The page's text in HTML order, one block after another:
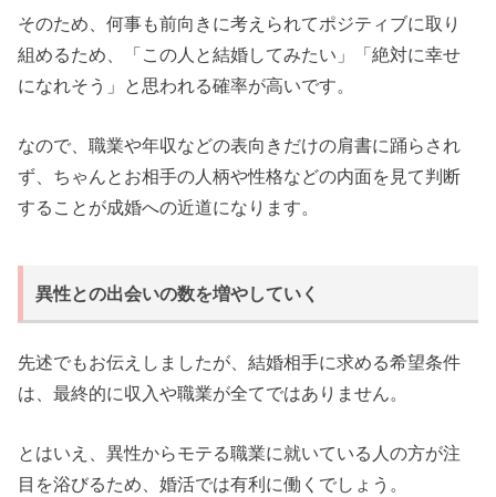
そのため、何事も前向きに考えられてポジティブに取り
組めるため、「この人と結婚してみたい」「絶対に幸せ
になれそう」と思われる確率が高いです。
なので、職業や年収などの表向きだけの肩書に踊らされ
ず、ちゃんとお相手の人柄や性格などの内面を見て判断
することが成婚への近道になります。
異性との出会いの数を増やしていく
先述でもお伝えしましたが、結婚相手に求める希望条件
は、最終的に収入や職業が全てではありません。
とはいえ、異性からモテる職業に就いている人の方が注
目を浴びるため、婚活では有利に働くでしょう。